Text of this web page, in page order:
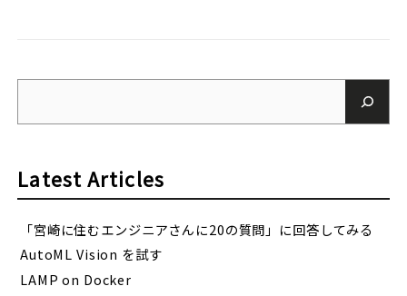
Latest Articles
「宮崎に住むエンジニアさんに20の質問」に回答してみる
AutoML Vision を試す
LAMP on Docker